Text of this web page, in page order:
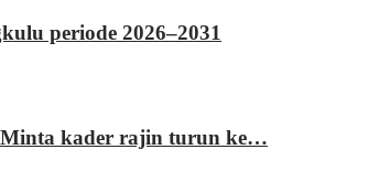
periode 2026–2031
Minta kader rajin turun ke…